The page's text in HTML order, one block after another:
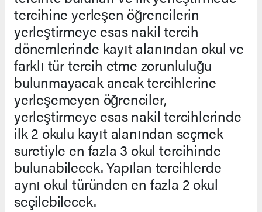
tercihine yerleşen öğrencilerin
yerleştirmeye esas nakil tercih
dönemlerinde kayıt alanından okul ve
farklı tür tercih etme zorunluluğu
bulunmayacak ancak tercihlerine
yerleşemeyen öğrenciler,
yerleştirmeye esas nakil tercihlerinde
ilk 2 okulu kayıt alanından seçmek
suretiyle en fazla 3 okul tercihinde
bulunabilecek. Yapılan tercihlerde
aynı okul türünden en fazla 2 okul
seçilebilecek.